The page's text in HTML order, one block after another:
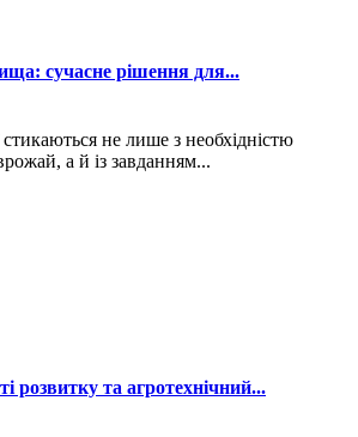
сучасне рішення для...
не лише з необхідністю
а й із завданням...
розвитку та агротехнічний...